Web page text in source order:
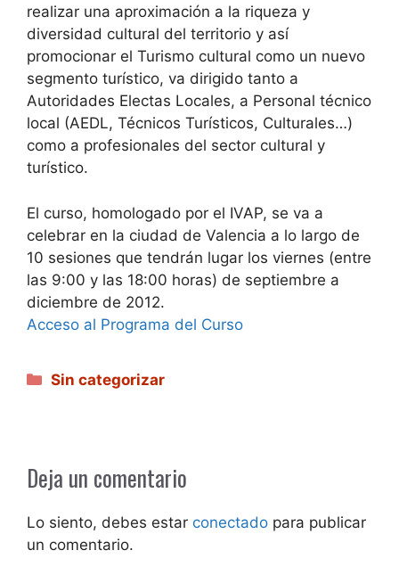
realizar una aproximación a la riqueza y
diversidad cultural del territorio y así
promocionar el Turismo cultural como un nuevo
segmento turístico, va dirigido tanto a
Autoridades Electas Locales, a Personal técnico
local (AEDL, Técnicos Turísticos, Culturales…)
como a profesionales del sector cultural y
turístico.
El curso, homologado por el IVAP, se va a
celebrar en la ciudad de Valencia a lo largo de
10 sesiones que tendrán lugar los viernes (entre
las 9:00 y las 18:00 horas) de septiembre a
diciembre de 2012.
Acceso al Programa del Curso
Categorías
Sin categorizar
Deja un comentario
Lo siento, debes estar conectado para publicar
un comentario.